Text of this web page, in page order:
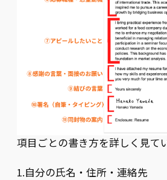
項目ごとの書き方を詳しく見て
1.自分の氏名・住所・連絡先